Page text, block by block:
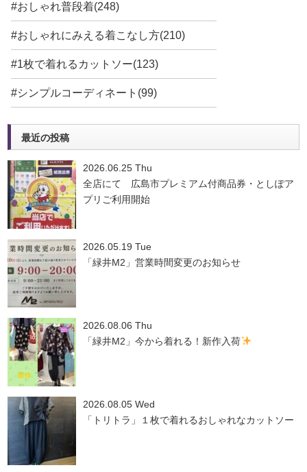
#おしゃれ普段着(248)
#おしゃれにみえる着こなし方(210)
#1枚で着れるカットソー(123)
#シンプルコーディネート(99)
最近の投稿
2026.06.25 Thu
全店にて 広島市プレミアム付商品券・としぽア
プリご利用開始
2026.05.19 Tue
「緑井M2」営業時間変更のお知らせ
2026.08.06 Thu
「緑井M2」今から着れる！新作入荷
2026.08.05 Wed
「トリトラ」１枚で着れるおしゃれなカットソー